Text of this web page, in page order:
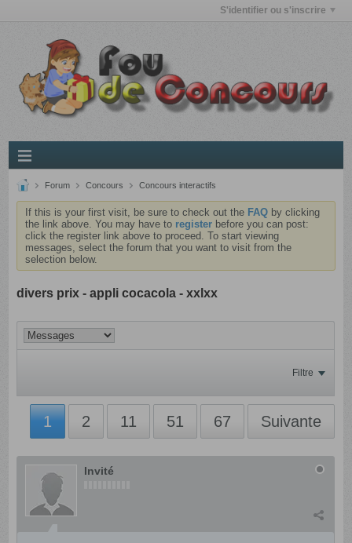
S'identifier ou s'inscrire
Forum Concours Concours interactifs
If this is your first visit, be sure to check out the FAQ by clicking
the link above. You may have to register before you can post:
click the register link above to proceed. To start viewing
messages, select the forum that you want to visit from the
selection below.
divers prix - appli cocacola - xxlxx
Filtre
1 2 11 51 67 Suivante
Invité